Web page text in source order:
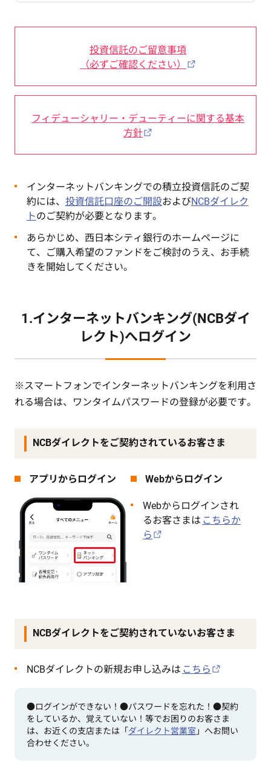
投資信託のご留意事項
（必ずご確認ください）
フィデューシャリー・デューティーに関する基本
方針
インターネットバンキングでの積立投資信託のご契
約には、 投資信託口座のご開設およびNCBダイレク
トのご契約が必要となります。
あらかじめ、西日本シティ銀行のホームページに
て、ご購入希望のファンドをご検討のうえ、お手続
きを開始してください。
1.インターネットバンキング(NCBダイ
レクト)へログイン
※スマートフォンでインターネットバンキングを利用さ
れる場合は、ワンタイムパスワードの登録が必要です。
NCBダイレクトをご契約されているお客さま
アプリからログイン Webからログイン
Webからログインされ
るお客さまは こちらか
ら
NCBダイレクトをご契約されていないお客さま
NCBダイレクトの新規お申し込みは こちら
●ログインができない！●パスワードを忘れた！●契約
をしているか、覚えていない！等でお困りのお客さま
は、お近くの支店または「ダイレクト営業室 」へお問い
合わせください。